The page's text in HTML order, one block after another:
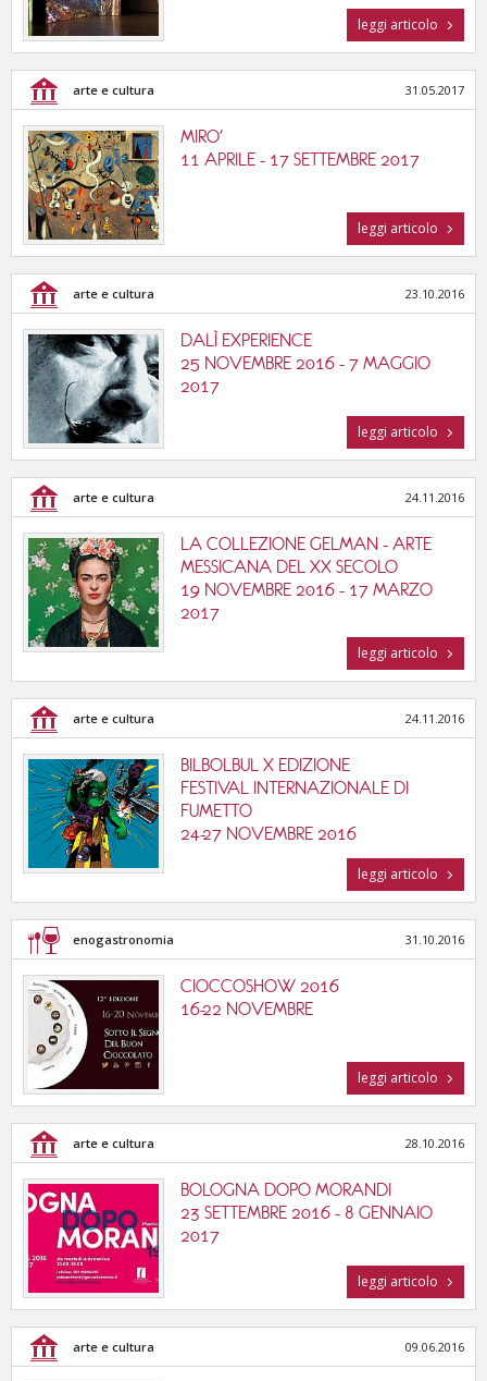
leggi articolo
arte e cultura 31.05.2017
MIRO'
11 APRILE - 17 SETTEMBRE 2017
leggi articolo
arte e cultura 23.10.2016
DALÌ EXPERIENCE
25 NOVEMBRE 2016 - 7 MAGGIO
2017
leggi articolo
arte e cultura 24.11.2016
LA COLLEZIONE GELMAN - ARTE
MESSICANA DEL XX SECOLO
19 NOVEMBRE 2016 - 17 MARZO
2017
leggi articolo
arte e cultura 24.11.2016
BILBOLBUL X EDIZIONE
FESTIVAL INTERNAZIONALE DI
FUMETTO
24-27 NOVEMBRE 2016
leggi articolo
enogastronomia 31.10.2016
CIOCCOSHOW 2016
16-22 NOVEMBRE
leggi articolo
arte e cultura 28.10.2016
BOLOGNA DOPO MORANDI
23 SETTEMBRE 2016 - 8 GENNAIO
2017
leggi articolo
arte e cultura 09.06.2016